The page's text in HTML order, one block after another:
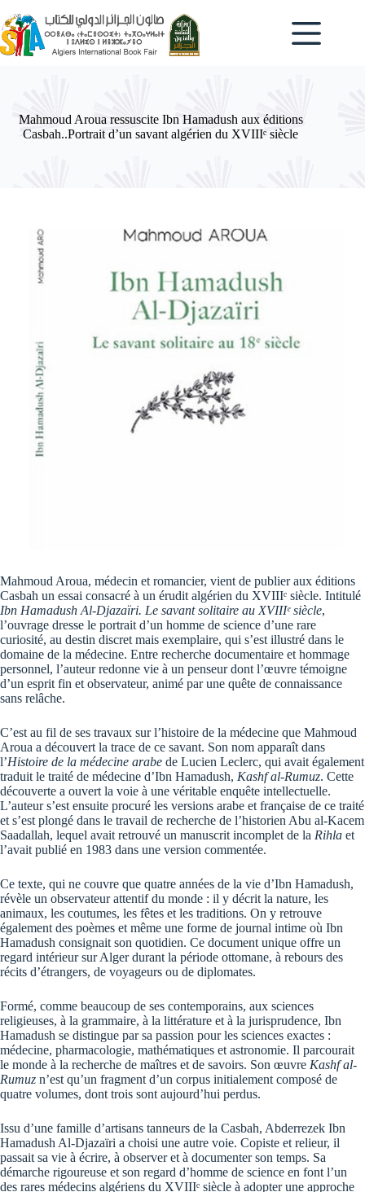
au
contenu
Mahmoud Aroua ressuscite Ibn Hamadush aux éditions
Casbah..Portrait d’un savant algérien du XVIIIᵉ siècle
Mahmoud Aroua, médecin et romancier, vient de publier aux éditions
Casbah un essai consacré à un érudit algérien du XVIIIᵉ siècle. Intitulé
Ibn Hamadush Al-Djazaïri. Le savant solitaire au XVIIIᵉ siècle,
l’ouvrage dresse le portrait d’un homme de science d’une rare
curiosité, au destin discret mais exemplaire, qui s’est illustré dans le
domaine de la médecine. Entre recherche documentaire et hommage
personnel, l’auteur redonne vie à un penseur dont l’œuvre témoigne
d’un esprit fin et observateur, animé par une quête de connaissance
sans relâche.
C’est au fil de ses travaux sur l’histoire de la médecine que Mahmoud
Aroua a découvert la trace de ce savant. Son nom apparaît dans
l’Histoire de la médecine arabe de Lucien Leclerc, qui avait également
traduit le traité de médecine d’Ibn Hamadush, Kashf al-Rumuz. Cette
découverte a ouvert la voie à une véritable enquête intellectuelle.
L’auteur s’est ensuite procuré les versions arabe et française de ce traité
et s’est plongé dans le travail de recherche de l’historien Abu al-Kacem
Saadallah, lequel avait retrouvé un manuscrit incomplet de la Rihla et
l’avait publié en 1983 dans une version commentée.
Ce texte, qui ne couvre que quatre années de la vie d’Ibn Hamadush,
révèle un observateur attentif du monde : il y décrit la nature, les
animaux, les coutumes, les fêtes et les traditions. On y retrouve
également des poèmes et même une forme de journal intime où Ibn
Hamadush consignait son quotidien. Ce document unique offre un
regard intérieur sur Alger durant la période ottomane, à rebours des
récits d’étrangers, de voyageurs ou de diplomates.
Formé, comme beaucoup de ses contemporains, aux sciences
religieuses, à la grammaire, à la littérature et à la jurisprudence, Ibn
Hamadush se distingue par sa passion pour les sciences exactes :
médecine, pharmacologie, mathématiques et astronomie. Il parcourait
le monde à la recherche de maîtres et de savoirs. Son œuvre Kashf al-
Rumuz n’est qu’un fragment d’un corpus initialement composé de
quatre volumes, dont trois sont aujourd’hui perdus.
Issu d’une famille d’artisans tanneurs de la Casbah, Abderrezek Ibn
Hamadush Al-Djazaïri a choisi une autre voie. Copiste et relieur, il
passait sa vie à écrire, à observer et à documenter son temps. Sa
démarche rigoureuse et son regard d’homme de science en font l’un
des rares médecins algériens du XVIIIᵉ siècle à adopter une approche